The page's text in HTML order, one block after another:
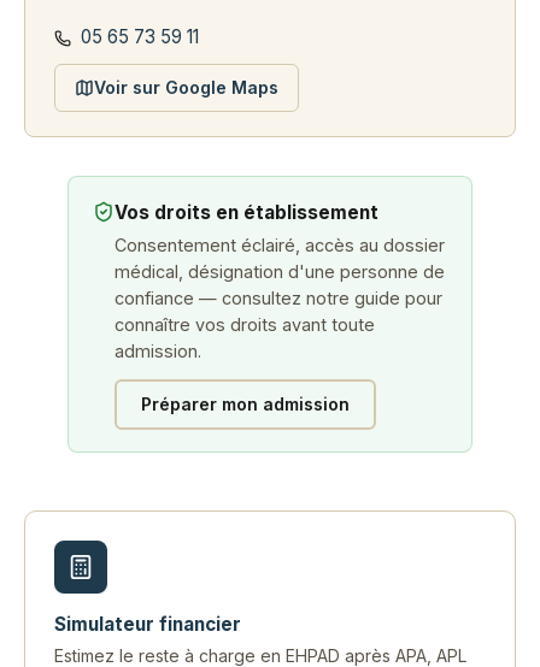
05 65 73 59 11
Voir sur Google Maps
Vos droits en établissement
Consentement éclairé, accès au dossier
médical, désignation d'une personne de
confiance — consultez notre guide pour
connaître vos droits avant toute
admission.
Préparer mon admission
Simulateur financier
Estimez le reste à charge en EHPAD après APA, APL